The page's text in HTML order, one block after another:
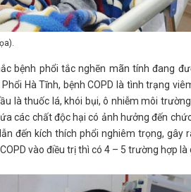
bệnh phổi tắc nghẽn mãn tính đang
Hà Tĩnh, bệnh COPD là tình trạng
là thuốc lá, khói bụi, ô nhiễm môi
các chất độc hại có ảnh hưởng đến
đến kích thích phổi nghiêm trọng, gây
vào điều trị thì có 4 – 5 trường hợp là